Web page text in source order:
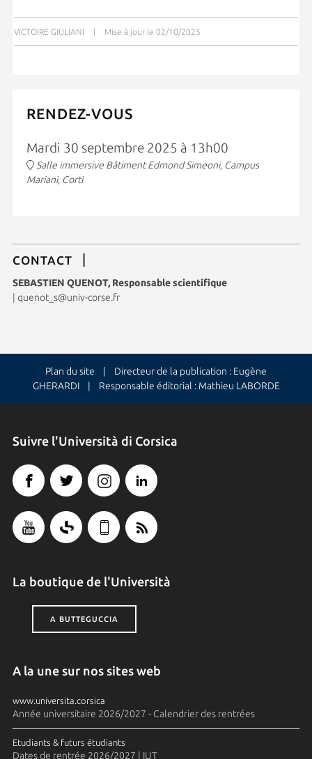
VICTOIRE GIULIANI | Mise à jour le 02/10/2025
RENDEZ-VOUS
Mardi 30 septembre 2025 à 13h00
Salle immersive Bâtiment Edmond Simeoni, Campus
Mariani, Corti
CONTACT
SEBASTIEN QUENOT, Responsable scientifique
quenot_s@univ-corse.fr
Plan du site | Directeur de la publication : Eugène
GHERARDI | Responsable éditorial : Mathieu LABORDE
Suivre l'Università di Corsica
La boutique de l'Università
A BUTTEGUCCIA
A la une sur nos sites web
www.universita.corsica
Année universitaire 2026/2027 - Calendrier des rentrées
Etudiants & futurs étudiants
Dates de rentrée 2026/2027 | IUT